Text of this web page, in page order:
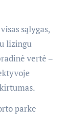
sąlygas,
lizingu
vertė –
parke